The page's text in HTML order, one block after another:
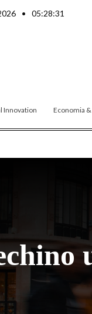
• 05:28:33
Innovation Economia